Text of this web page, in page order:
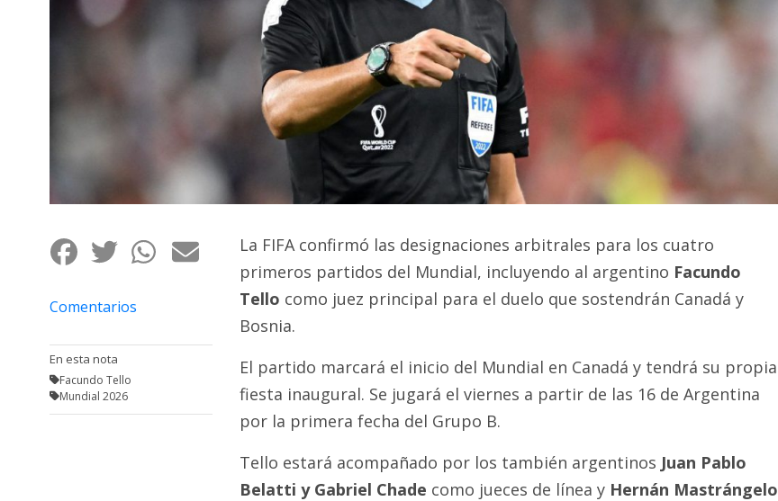
Clasificados
Comentarios
En esta nota
Facundo Tello
Mundial 2026
La FIFA confirmó las designaciones arbitrales para los cuatro
primeros partidos del Mundial, incluyendo al argentino Facundo
Tello como juez principal para el duelo que sostendrán Canadá y
Bosnia.
El partido marcará el inicio del Mundial en Canadá y tendrá su propia
fiesta inaugural. Se jugará el viernes a partir de las 16 de Argentina
por la primera fecha del Grupo B.
Tello estará acompañado por los también argentinos Juan Pablo
Belatti y Gabriel Chade como jueces de línea y Hernán Mastrángelo